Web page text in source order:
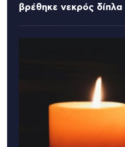
βρέθηκε νεκρός